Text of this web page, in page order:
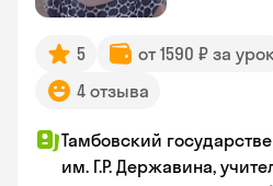
5 от 1590 ₽ за
4 отзыва
Тамбовский
им. Г.Р. Державина,